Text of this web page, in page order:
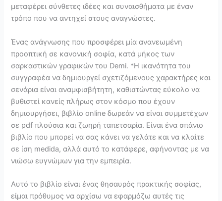
μεταφέρει σύνθετες ιδέες και συναισθήματα με έναν
τρόπο που να αντηχεί στους αναγνώστες.
Ένας ανάγνωσης που προσφέρει μία ανανεωμένη
προοπτική σε κανονική σοφία, κατά μήκος των
σαρκαστικών γραφικών του Demi. *Η ικανότητα του
συγγραφέα να δημιουργεί σχετιζόμενους χαρακτήρες και
σενάρια είναι αναμφισβήτητη, καθιστώντας εύκολο να
βυθιστεί κανείς πλήρως στον κόσμο που έχουν
δημιουργήσει, βιβλίο online δωρεάν να είναι συμμετέχων
σε pdf πλούσια και ζωηρή ταπετσαρία. Είναι ένα σπάνιο
βιβλίο που μπορεί να σας κάνει να γελάτε και να κλαίτε
σε ίση medida, αλλά αυτό το κατάφερε, αφήνοντας με να
νιώσω ευγνώμων για την εμπειρία.
Αυτό το βιβλίο είναι ένας θησαυρός πρακτικής σοφίας,
είμαι πρόθυμος να αρχίσω να εφαρμόζω αυτές τις